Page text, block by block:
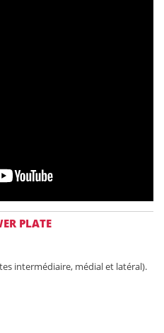
PLATE
intermédiaire, médial et latéral).